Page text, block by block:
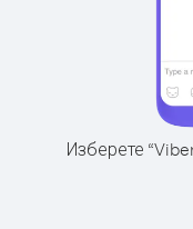
Изберете